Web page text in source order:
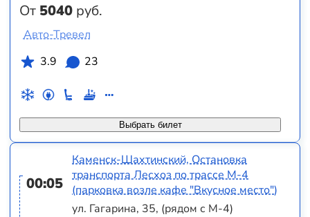
От 5040 руб.
Выбрать билет
Авто-Тревел
3.9
23
00:05
Каменск-Шахтинский, Остановка
транспорта Лесхоз по трассе М-4
(парковка возле кафе "Вкусное место")
ул. Гагарина, 35, (рядом с М-4)